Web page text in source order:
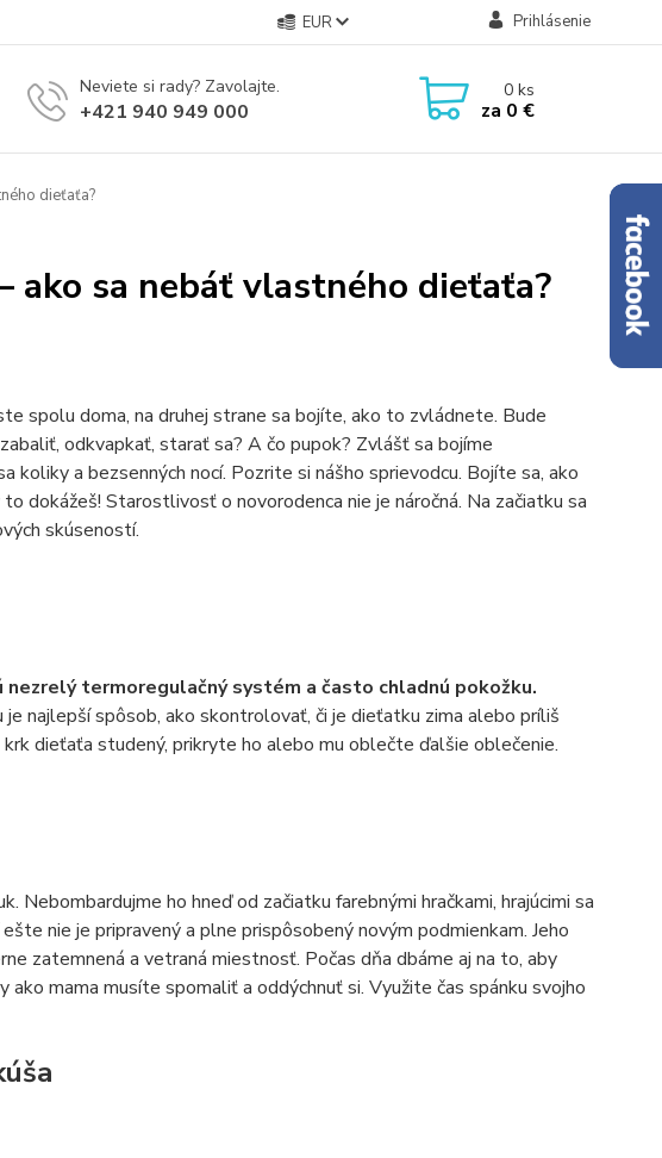
EUR Prihlásenie
Neviete si rady? Zavolajte.
+421 940 949 000
0ks
za 0 €
dieťaťa?
ako sa nebáť vlastného dieťaťa?
spolu doma, na druhej strane sa bojíte, ako to zvládnete. Bude
odkvapkať, starať sa? A čo pupok? Zvlášť sa bojíme
a bezsenných nocí. Pozrite si nášho sprievodcu. Bojíte sa, ako
dokážeš! Starostlivosť o novorodenca nie je náročná. Na začiatku sa
skúseností.
nezrelý termoregulačný systém a často chladnú pokožku.
najlepší spôsob, ako skontrolovať, či je dieťatku zima alebo príliš
dieťaťa studený, prikryte ho alebo mu oblečte ďalšie oblečenie.
ho hneď od začiatku farebnými hračkami, hrajúcimi sa
nie je pripravený a plne prispôsobený novým podmienkam. Jeho
zatemnená a vetraná miestnosť. Počas dňa dbáme aj na to, aby
mama musíte spomaliť a oddýchnuť si. Využite čas spánku svojho